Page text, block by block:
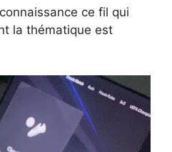
ce fil qui
la thématique est